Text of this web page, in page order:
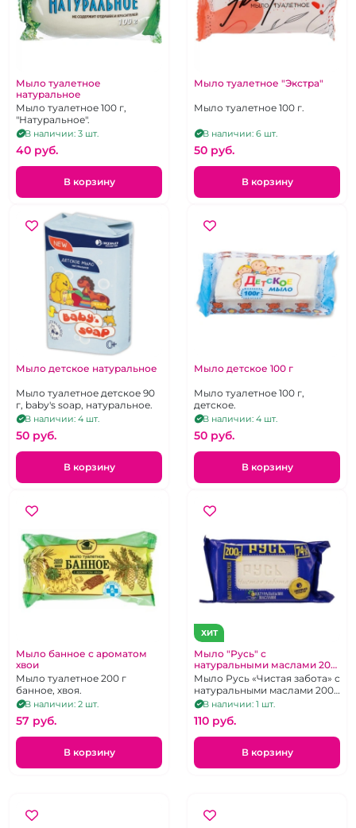
Мыло туалетное
натуральное
Мыло туалетное 100 г,
"Натуральное".
В наличии: 3 шт.
40 pуб.
В корзину
Мыло туалетное "Экстра"
Мыло туалетное 100 г.
В наличии: 6 шт.
50 pуб.
В корзину
Мыло детское натуральное
Мыло туалетное детское 90
г, baby's soap, натуральное.
В наличии: 4 шт.
50 pуб.
В корзину
Мыло детское 100 г
Мыло туалетное 100 г,
детское.
В наличии: 4 шт.
50 pуб.
В корзину
Мыло банное с ароматом
хвои
Мыло туалетное 200 г
банное, хвоя.
В наличии: 2 шт.
57 pуб.
В корзину
ХИТ
Мыло "Русь" с
натуральными маслами 200
гМыло Русь «Чистая забота» с
натуральными маслами 200
г В наличии: 1 шт.
110 pуб.
В корзину